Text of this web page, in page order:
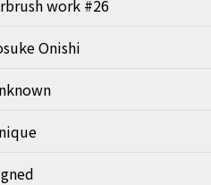
work #26
Onishi